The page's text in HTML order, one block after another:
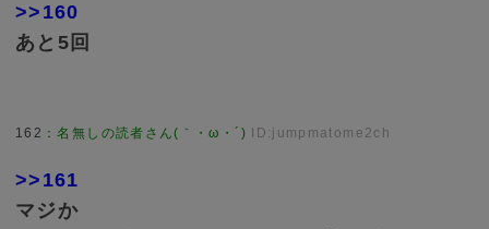
>>160
あと5回
162 ：名無しの読者さん(｀・ω・´) ID:jumpmatome2ch
>>161
マジか